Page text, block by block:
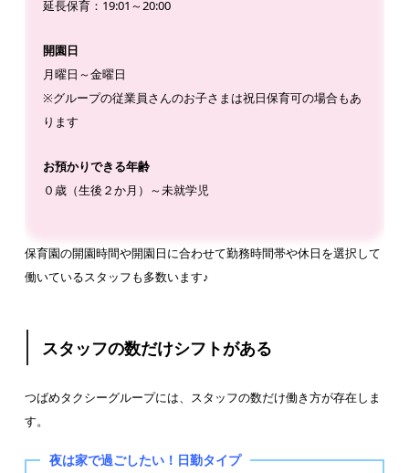
延長保育：19:01～20:00
開園日
月曜日～金曜日
※グループの従業員さんのお子さまは祝日保育可の場合もあ
ります
お預かりできる年齢
０歳（生後２か月）～未就学児
保育園の開園時間や開園日に合わせて勤務時間帯や休日を選択して
働いているスタッフも多数います♪
スタッフの数だけシフトがある
つばめタクシーグループには、スタッフの数だけ働き方が存在しま
す。
夜は家で過ごしたい！日勤タイプ